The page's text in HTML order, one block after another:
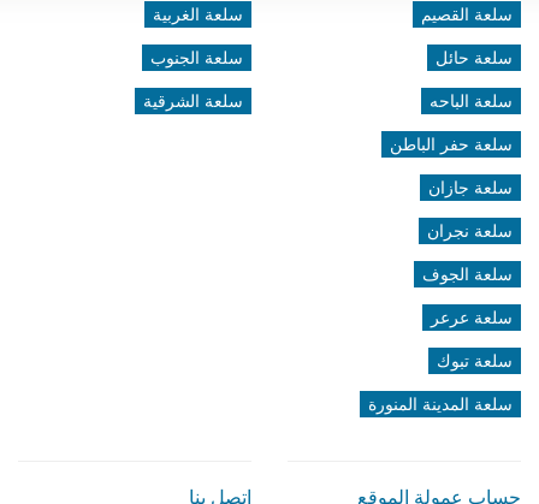
سلعة القصيم
سلعة حائل
سلعة الباحه
سلعة حفر الباطن
سلعة جازان
سلعة نجران
سلعة الجوف
سلعة عرعر
سلعة تبوك
سلعة المدينة المنورة
سلعة الغربية
سلعة الجنوب
سلعة الشرقية
حساب عمولة الموقع اتصل بنا